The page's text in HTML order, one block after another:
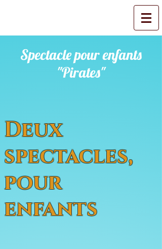
Spectacle pour enfants
"Pirates"
Deux
spectacles,
pour
enfants